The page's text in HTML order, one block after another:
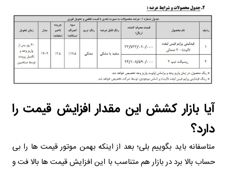
آیا بازار کشش این مقدار افزایش قیمت را
دارد؟
متاسفانه باید بگوییم بلی؛ بعد از اینکه بهمن موتور قیمت ها را بی
حساب بالا برد در بازار هم متناسب با این افزایش قیمت ها بالا فت و